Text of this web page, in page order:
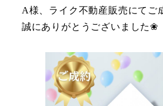
A様、ライク不動産販売にてご
誠にありがとうございました❀